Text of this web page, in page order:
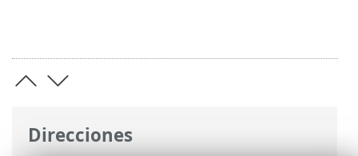
Direcciones